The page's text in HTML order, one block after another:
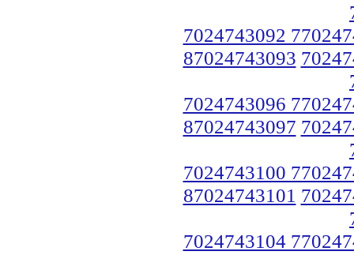
7024743092
87024743093
7024743096
87024743097
7024743100
87024743101
7024743104